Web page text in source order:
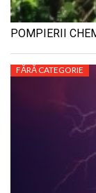
POMPIERII
FĂRĂ CATEGORIE